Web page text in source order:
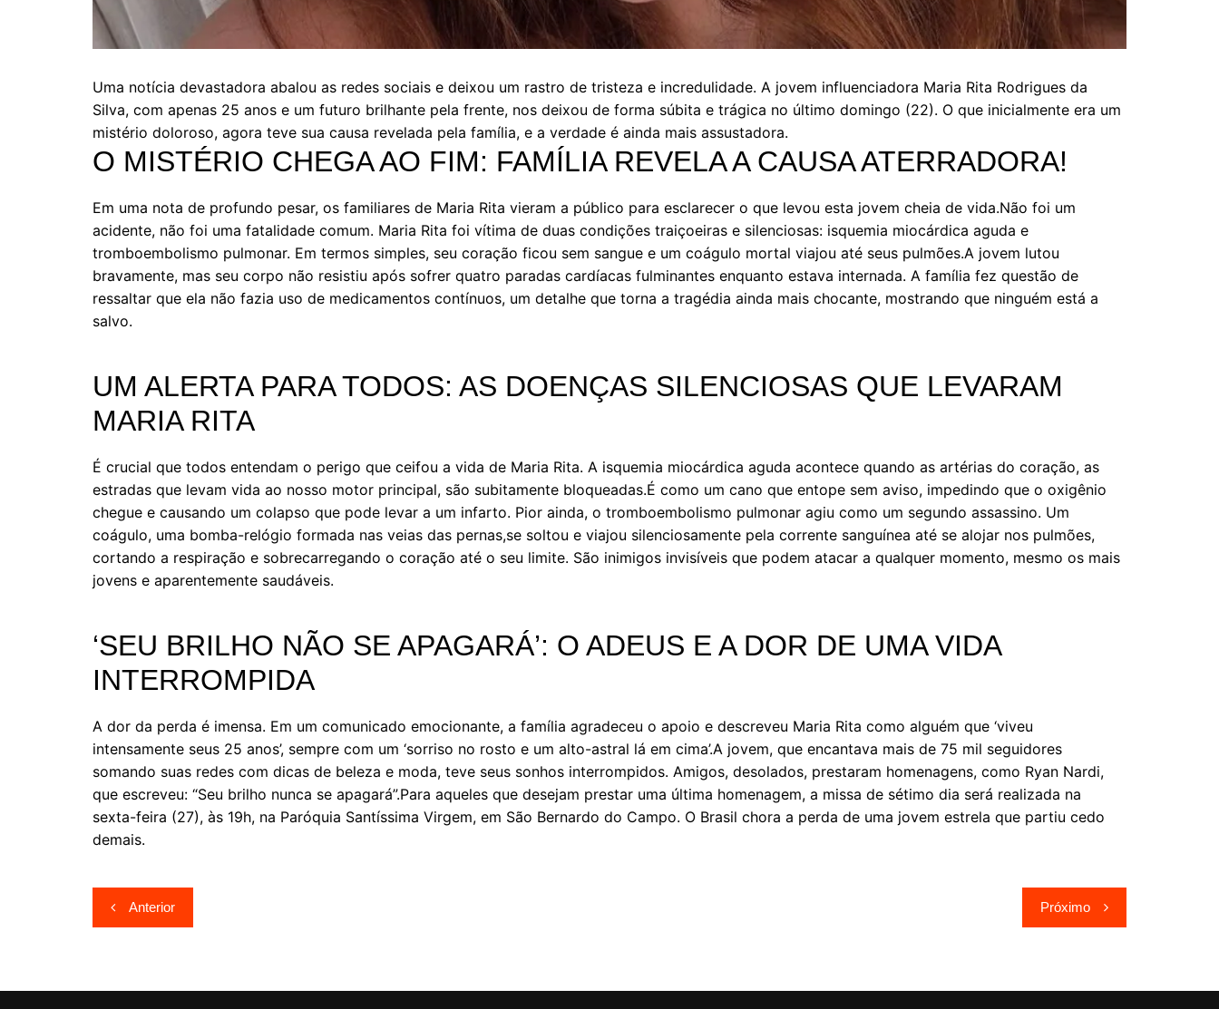
Uma notícia devastadora abalou as redes sociais e deixou um rastro de tristeza e incredulidade. A jovem influenciadora Maria Rita Rodrigues da
Silva, com apenas 25 anos e um futuro brilhante pela frente, nos deixou de forma súbita e trágica no último domingo (22). O que inicialmente era um
mistério doloroso, agora teve sua causa revelada pela família, e a verdade é ainda mais assustadora.
O MISTÉRIO CHEGA AO FIM: FAMÍLIA REVELA A CAUSA ATERRADORA!
Em uma nota de profundo pesar, os familiares de Maria Rita vieram a público para esclarecer o que levou esta jovem cheia de vida.Não foi um
acidente, não foi uma fatalidade comum. Maria Rita foi vítima de duas condições traiçoeiras e silenciosas: isquemia miocárdica aguda e
tromboembolismo pulmonar. Em termos simples, seu coração ficou sem sangue e um coágulo mortal viajou até seus pulmões.A jovem lutou
bravamente, mas seu corpo não resistiu após sofrer quatro paradas cardíacas fulminantes enquanto estava internada. A família fez questão de
ressaltar que ela não fazia uso de medicamentos contínuos, um detalhe que torna a tragédia ainda mais chocante, mostrando que ninguém está a
salvo.
UM ALERTA PARA TODOS: AS DOENÇAS SILENCIOSAS QUE LEVARAM
MARIA RITA
É crucial que todos entendam o perigo que ceifou a vida de Maria Rita. A isquemia miocárdica aguda acontece quando as artérias do coração, as
estradas que levam vida ao nosso motor principal, são subitamente bloqueadas.É como um cano que entope sem aviso, impedindo que o oxigênio
chegue e causando um colapso que pode levar a um infarto. Pior ainda, o tromboembolismo pulmonar agiu como um segundo assassino. Um
coágulo, uma bomba-relógio formada nas veias das pernas,se soltou e viajou silenciosamente pela corrente sanguínea até se alojar nos pulmões,
cortando a respiração e sobrecarregando o coração até o seu limite. São inimigos invisíveis que podem atacar a qualquer momento, mesmo os mais
jovens e aparentemente saudáveis.
‘SEU BRILHO NÃO SE APAGARÁ’: O ADEUS E A DOR DE UMA VIDA
INTERROMPIDA
A dor da perda é imensa. Em um comunicado emocionante, a família agradeceu o apoio e descreveu Maria Rita como alguém que ‘viveu
intensamente seus 25 anos’, sempre com um ‘sorriso no rosto e um alto-astral lá em cima’.A jovem, que encantava mais de 75 mil seguidores
somando suas redes com dicas de beleza e moda, teve seus sonhos interrompidos. Amigos, desolados, prestaram homenagens, como Ryan Nardi,
que escreveu: “Seu brilho nunca se apagará”.Para aqueles que desejam prestar uma última homenagem, a missa de sétimo dia será realizada na
sexta-feira (27), às 19h, na Paróquia Santíssima Virgem, em São Bernardo do Campo. O Brasil chora a perda de uma jovem estrela que partiu cedo
demais.
Navegação
de
Anterior Próximo